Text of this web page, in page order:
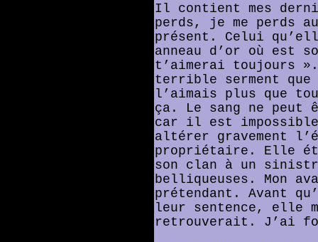
Il contient mes
perds, je me perds
présent. Celui
anneau d’or où est
t’aimerai toujours
terrible serment
l’aimais plus que
ça. Le sang ne peut
car il est impossible
altérer gravement
propriétaire. Elle
son clan à un
belliqueuses. Mon
prétendant. Avant
leur sentence, elle
retrouverait. J’ai